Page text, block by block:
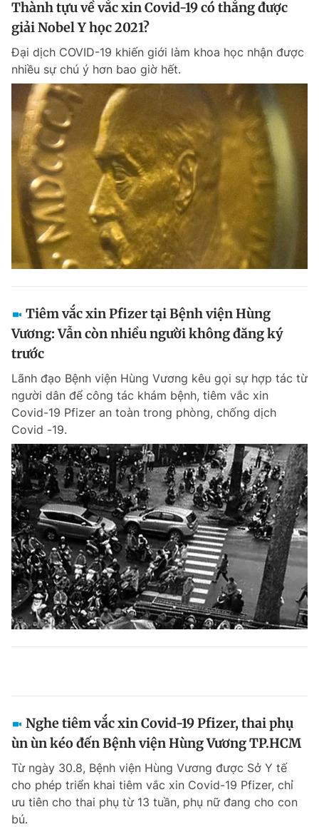
Thành tựu về vắc xin Covid-19 có thắng được
giải Nobel Y học 2021?
Đại dịch COVID-19 khiến giới làm khoa học nhận được
nhiều sự chú ý hơn bao giờ hết.
Tiêm vắc xin Pfizer tại Bệnh viện Hùng
Vương: Vẫn còn nhiều người không đăng ký
trước
Lãnh đạo Bệnh viện Hùng Vương kêu gọi sự hợp tác từ
người dân để công tác khám bệnh, tiêm vắc xin
Covid-19 Pfizer an toàn trong phòng, chống dịch
Covid -19.
Nghe tiêm vắc xin Covid-19 Pfizer, thai phụ
ùn ùn kéo đến Bệnh viện Hùng Vương TP.HCM
Từ ngày 30.8, Bệnh viện Hùng Vương được Sở Y tế
cho phép triển khai tiêm vắc xin Covid-19 Pfizer, chỉ
ưu tiên cho thai phụ từ 13 tuần, phụ nữ đang cho con
bú.